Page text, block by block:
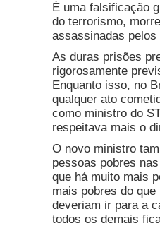
É uma falsificação
do terrorismo,
assassinadas pelos
As duras prisões
rigorosamente
Enquanto isso, no
qualquer ato
como ministro do
respeitava mais o
O novo ministro
pessoas pobres
que há muito mais
mais pobres do
deveriam ir para a
todos os demais